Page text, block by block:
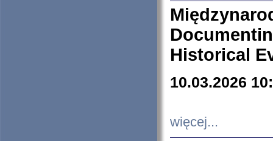
Historical
10.03.2026
więcej...